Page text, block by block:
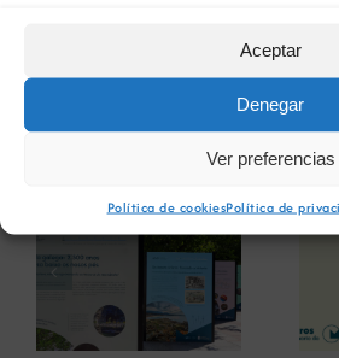
Aceptar
Denegar
Ver preferencias
Política de cookiesPolítica de
Artículos relacionados
La COMG reúne a
dos líderes
empresarias con
motivo de su
Centenario para
debatir sobre el